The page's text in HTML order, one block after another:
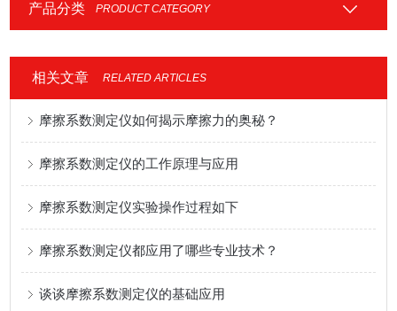
产品分类 PRODUCT CATEGORY
相关文章 RELATED ARTICLES
摩擦系数测定仪如何揭示摩擦力的奥秘？
摩擦系数测定仪的工作原理与应用
摩擦系数测定仪实验操作过程如下
摩擦系数测定仪都应用了哪些专业技术？
谈谈摩擦系数测定仪的基础应用